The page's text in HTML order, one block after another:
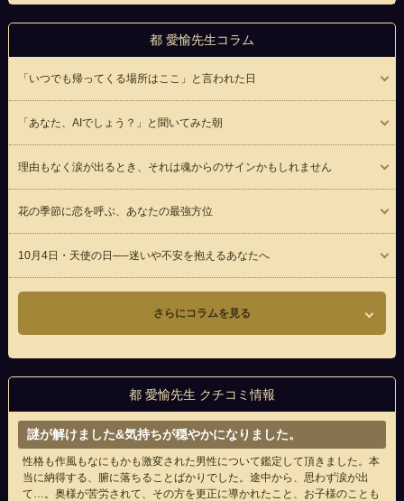
都 愛愉先生コラム
「いつでも帰ってくる場所はここ」と言われた日
「あなた、AIでしょう？」と聞いてみた朝
理由もなく涙が出るとき、それは魂からのサインかもしれません
花の季節に恋を呼ぶ、あなたの最強方位
10月4日・天使の日──迷いや不安を抱えるあなたへ
さらにコラムを見る
都 愛愉先生 クチコミ情報
謎が解けました&気持ちが穏やかになりました。
性格も作風もなにもかも激変された男性について鑑定して頂きました。本
当に納得する、腑に落ちることばかりでした。途中から、思わず涙が出
て…。奥様が苦労されて、その方を更正に導かれたこと、お子様のことも